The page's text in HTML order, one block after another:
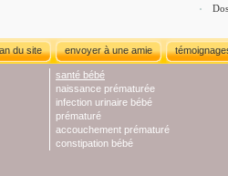
du site envoyer à une amie
santé bébé
naissance prématurée
infection urinaire bébé
prématuré
accouchement prématuré
constipation bébé